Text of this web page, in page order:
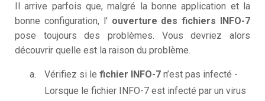
Il arrive parfois que, malgré la bonne application et la
bonne configuration, l' ouverture des fichiers INFO-7
pose toujours des problèmes. Vous devriez alors
découvrir quelle est la raison du problème.
Vérifiez si le fichier INFO-7 n’est pas infecté -
Lorsque le fichier INFO-7 est infecté par un virus